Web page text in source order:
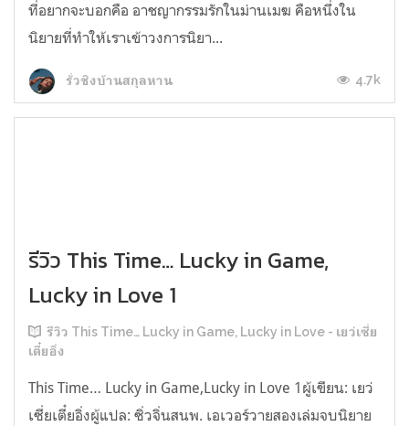
ที่อยากจะบอกคือ อาชญากรรมรักในม่านเมฆ คือหนึ่งใน
นิยายที่ทำให้เราเข้าวงการนิยา...
รั่วชิงบ้านสกุลหาน 4.7k
รีวิว This Time… Lucky in Game,
Lucky in Love 1
รีวิว This Time… Lucky in Game, Lucky in Love - เยว่เซี่ย
เตี๋ยอิ่ง
This Time… Lucky in Game,Lucky in Love 1ผู้เขียน: เยว่
เซี่ยเตี๋ยอิ่งผู้แปล: ซิ่วจิ่นสนพ. เอเวอร์วายสองเล่มจบนิยาย